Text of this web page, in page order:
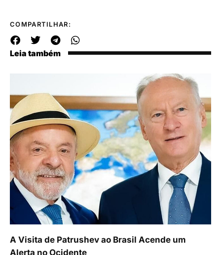
COMPARTILHAR:
Leia também
A Visita de Patrushev ao Brasil Acende um
Alerta no Ocidente